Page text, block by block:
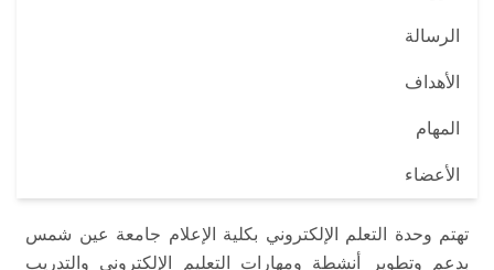
الرسالة
الأهداف
المهام
الأعضاء
تهتم وحدة التعلم الإلكتروني بكلية الإعلام جامعة عين شمس
بدعم وتطوير أنشطة ومهارات التعليم الإلكتروني والتدريب